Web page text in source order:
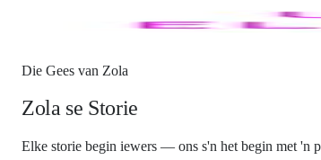
Urban Elephant Kaapstad-meesterlogo, met die
Die Gees van Zola
Zola se Storie
Elke storie begin iewers — ons s'n het begin met 'n